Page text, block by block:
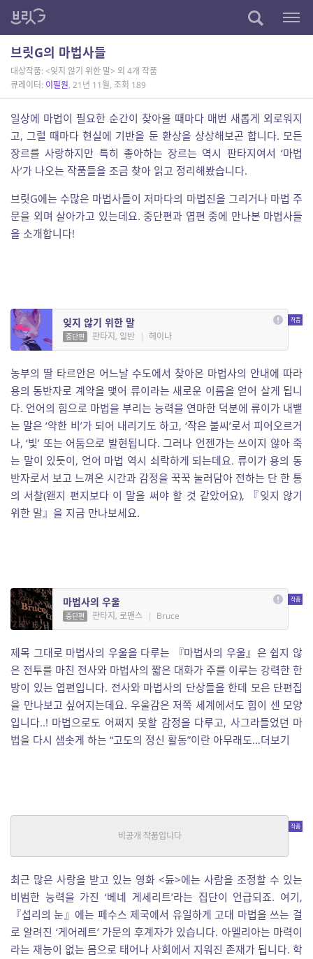
브릿G의 마법사들
대상작품: <잊지 않기 위한 말> 외 4개 작품
큐레이터: 이필원, 21년 11월, 조회 189
일상에 마법이 필요한 순간이 찾아올 때마다 매번 새롭게 외로워지
고, 그럴 때마다 현실에 기반을 둔 환상을 상상해보곤 합니다. 모든
장르를 사랑하지만 특히 좋아하는 장르는 역시 판타지여서 ‘마법
사’가 나오는 작품들을 조금 찾아 읽고 정리해봤습니다.
브릿G에는 수많은 마법사들이 저마다의 마법진을 그리거나 마법 주
문을 외며 살아가고 있는데요. 중단편과 엽편 중에 만나본 마법사들
을 소개합니다!
잊지 않기 위한 말
중단편 판타지, 일반 | 헤이나
농부의 딸 타르안은 어느날 수도에서 찾아온 마법사의 안내에 따라
용의 동반자로 계약을 맺어 류이라는 새로운 이름을 얻어 살게 됩니
다. 언어의 힘으로 마법을 부리는 능력을 연마한 덕분에 류이가 내뱉
는 말은 ‘약한 비’가 되어 내리기도 하고, ‘작은 불씨’로서 피어오르거
나, ‘빛’ 또는 어둠으로 발현됩니다. 그러나 언젠가는 쓰이지 않아 죽
는 말이 있듯이, 언어 마법 역시 쇠락하게 되는데요. 류이가 용의 동
반자로서 보고 느껴온 시간과 감정을 꾹꾹 눌러담아 전하는 단 한 통
의 서찰(왠지 편지보다 이 말을 써야 할 것 같았어요), 『잊지 않기
위한 말』을 지금 만나보세요.
마법사의 우울
중단편 판타지, 로맨스 | Bruce
제목 그대로 마법사의 우울을 다루는 『마법사의 우울』은 쉽지 않
은 전투를 마친 전사와 마법사의 짧은 대화가 주를 이루는 강력한 한
방이 있는 엽편입니다. 전사와 마법사의 단상들을 한데 모은 단편집
을 만나보고 싶어지는데요. 우울감은 저쪽 세계에서도 힘이 센 모양
입니다..! 마법으로도 어쩌지 못할 감정을 다루고, 사그라들었던 마
법을 다시 샘솟게 하는 “고도의 정신 활동”이란 아무래도…더보기
| 삶이황천길
최근 많은 사랑을 받고 있는 영화 <듄>에는 사람을 조정할 수 있는
비범한 능력을 가진 ‘베네 게세리트’라는 집단이 언급되죠. 여기,
『섭리의 눈』에는 페수스 제국에서 유일하게 고대 마법을 쓰는 걸
로 알려진 ‘게어레트’ 가문의 후계자가 있습니다. 아멜리아는 마력이
라는 재능이 없는 몸으로 태어나 사회에서 지워진 존재가 됩니다. 학